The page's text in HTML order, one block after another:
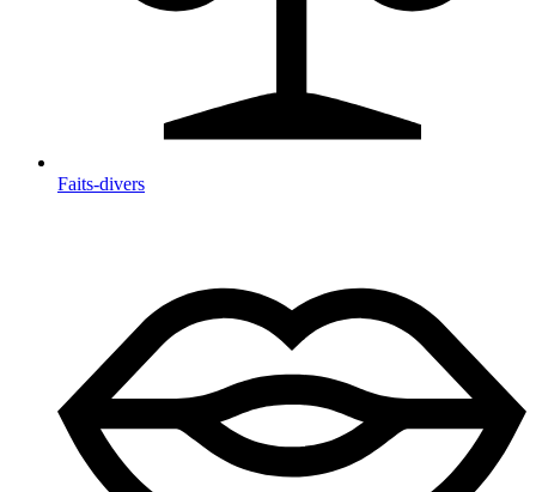
Faits-divers